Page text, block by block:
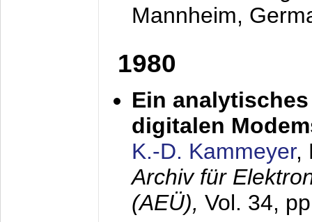
Mannheim,
1980
Ein
digitalen
K.-D. Kammeyer,
Archiv für
(AEÜ), Vol. 34,